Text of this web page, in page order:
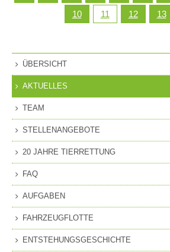
10
11 12 13
ÜBERSICHT
AKTUELLES
TEAM
STELLENANGEBOTE
20 JAHRE TIERRETTUNG
FAQ
AUFGABEN
FAHRZEUGFLOTTE
ENTSTEHUNGSGESCHICHTE